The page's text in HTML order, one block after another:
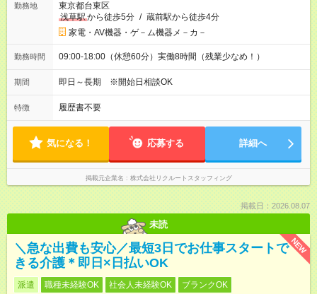
勤務地
東京都台東区
浅草駅から徒歩5分 / 蔵前駅から徒歩4分
家電・AV機器・ゲ－ム機器メ－カ－
勤務時間 09:00-18:00（休憩60分）実働8時間（残業少なめ！）
期間 即日～長期 ※開始日相談OK
特徴 履歴書不要
気になる！ 応募する 詳細へ
掲載元企業名 株式会社リクルートスタッフィング
掲載日：2026.08.07
未読
NEW
＼急な出費も安心／最短3日でお仕事スタートで
きる介護＊即日×日払いOK
派遣 職種未経験OK 社会人未経験OK
ブランクOK